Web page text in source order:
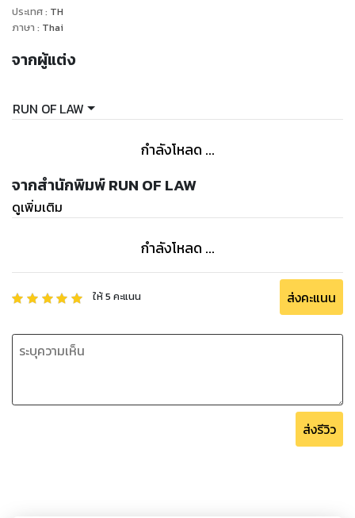
หมวด ๙ การกำหนดสิทธิในที่ดินของนิติบุคคลบางประเภท
หมวด ๑๑ ค่าธรรมเนียม
บัญชีค่าตอบแทนท้ายประมวลกฎหมายที่ดิน
คำพิพากษาฎีกา ปี 2558
คำพิพากษาฎีกา ปี 2559
คำพิพากษาฎีกา ปี 2560
ประเทศ: TH
ภาษา : Thai
จากผู้แต่ง
RUN OF LAW
กำลังโหลด ...
จากสำนักพิมพ์ RUN OF LAW
ดูเพิ่มเติม
กำลังโหลด ...
ให้5 คะแนน ส่งคะแนน
ส่งรีวิว